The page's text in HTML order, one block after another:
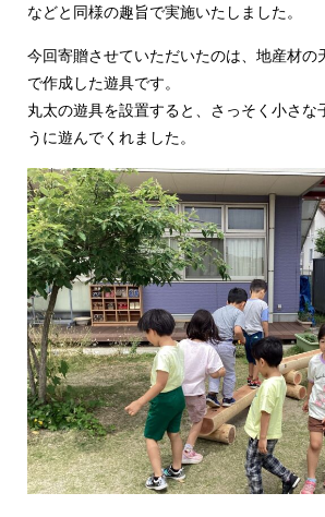
などと同様の趣旨で実施いたしました。
今回寄贈させていただいたのは、地産材の
で作成した遊具です。
丸太の遊具を設置すると、さっそく小さな
うに遊んでくれました。